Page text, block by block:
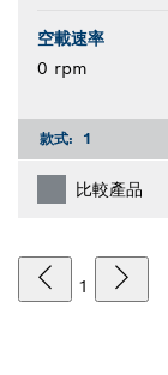
空載速率
0 rpm
款式: 1
比較產品
1